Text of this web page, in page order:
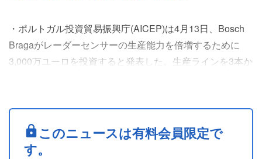
・ポルトガル投資貿易振興庁(AICEP)は4月13日、Bosch
Bragaがレーダーセンサーの生産能力を倍増するために
3,000万ユーロを投資すると発表した。生産ラインを3本か
(2026年4月13日付プレスリリースより)
このニュースは有料会員限定で
す。